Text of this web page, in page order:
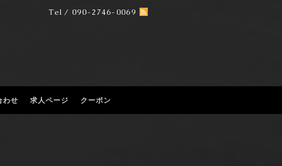
Tel / 090-2746-0069
わせ 求人ページ クーポン